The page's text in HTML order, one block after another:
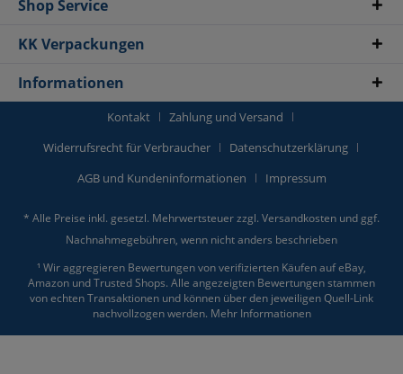
Shop Service
KK Verpackungen
Informationen
Kontakt
Zahlung und Versand
Widerrufsrecht für Verbraucher
Datenschutzerklärung
AGB und Kundeninformationen
Impressum
* Alle Preise inkl. gesetzl. Mehrwertsteuer zzgl. Versandkosten und ggf.
Nachnahmegebühren, wenn nicht anders beschrieben
¹ Wir aggregieren Bewertungen von verifizierten Käufen auf eBay,
Amazon und Trusted Shops. Alle angezeigten Bewertungen stammen
von echten Transaktionen und können über den jeweiligen Quell-Link
nachvollzogen werden. Mehr Informationen